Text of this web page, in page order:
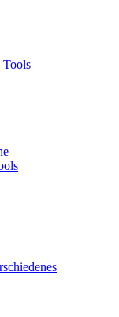
Tools